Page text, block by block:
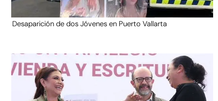
Desaparición de dos Jóvenes en Puerto Vallarta